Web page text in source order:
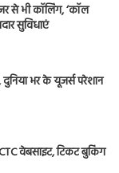
से भी कॉलिंग, ‘कॉल
सुविधाएं
भर के यूजर्स परेशान
वेबसाइट, टिकट बुकिंग